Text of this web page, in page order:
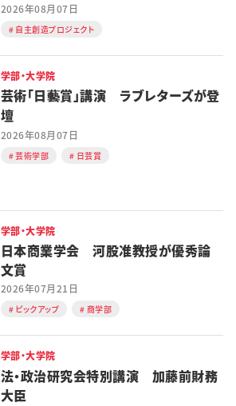
2026年08月07日
自主創造プロジェクト
学部・大学院
芸術「日藝賞」講演 ラブレターズが登
壇
2026年08月07日
芸術学部 日芸賞
学部・大学院
日本商業学会 河股准教授が優秀論
文賞
2026年07月21日
ピックアップ 商学部
学部・大学院
法・政治研究会特別講演 加藤前財務
大臣